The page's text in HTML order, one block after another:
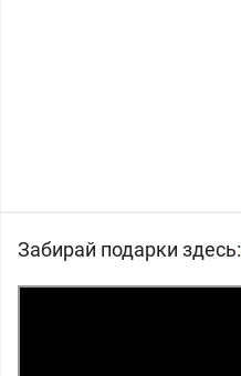
Забирай подарки здесь: